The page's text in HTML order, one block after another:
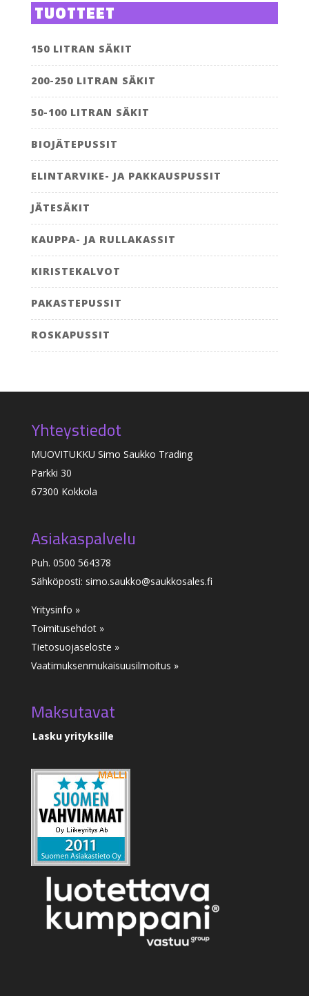
TUOTTEET
150 LITRAN SÄKIT
200-250 LITRAN SÄKIT
50-100 LITRAN SÄKIT
BIOJÄTEPUSSIT
ELINTARVIKE- JA PAKKAUSPUSSIT
JÄTESÄKIT
KAUPPA- JA RULLAKASSIT
KIRISTEKALVOT
PAKASTEPUSSIT
ROSKAPUSSIT
Yhteystiedot
MUOVITUKKU Simo Saukko Trading
Parkki 30
67300 Kokkola
Asiakaspalvelu
Puh. 0500 564378
Sähköposti: simo.saukko@saukkosales.fi
Yritysinfo »
Toimitusehdot »
Tietosuojaseloste »
Vaatimuksenmukaisuusilmoitus »
Maksutavat
Lasku yrityksille